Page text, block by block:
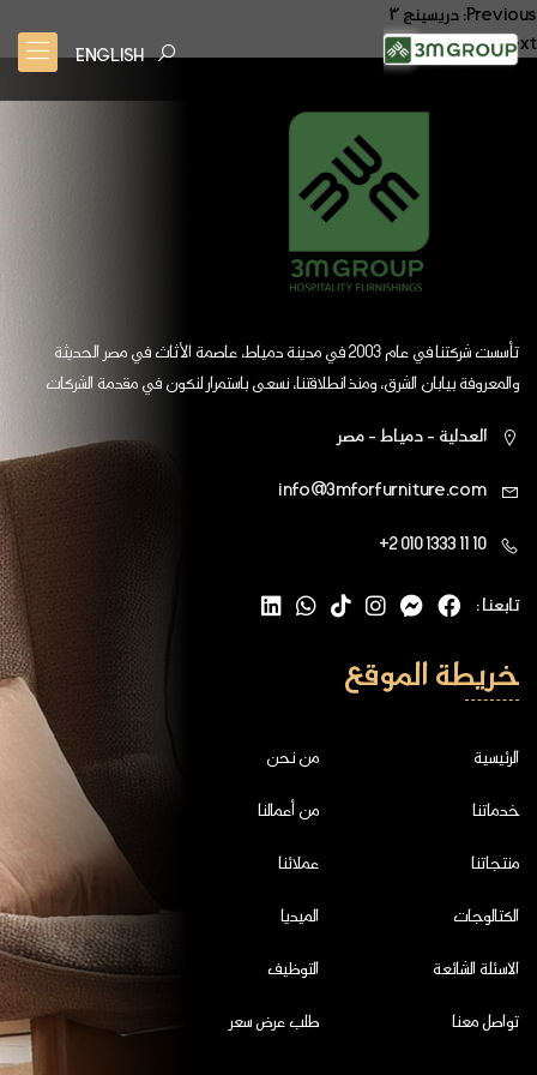
ENGLISH
تصفّح
المقالات
Previous: دريسينج ٣
Next: دريسينج ٥
تأسست شركتنا في عام 2003 في مدينة دمياط، عاصمة الأثاث في مصر الحديثة
والمعروفة بيابان الشرق، ومنذ انطلاقتنا، نسعى باستمرار لنكون في مقدمة الشركات
العدلية - دمياط - مصر
info@3mforfurniture.com
+2 010 1333 11 10
تابعنا :
خريطة الموقع
الرئيسية من نحن
خدماتنا من أعمالنا
منتجاتنا عملائنا
الكتالوجات الميديا
الاسئلة الشائعة التوظيف
تواصل معنا طلب عرض سعر